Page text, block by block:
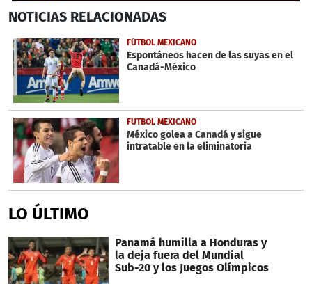
seconds
45
seconds
NOTICIAS RELACIONADAS
FÚTBOL MEXICANO
Espontáneos hacen de las suyas en el
Canadá-México
FÚTBOL MEXICANO
México golea a Canadá y sigue
intratable en la eliminatoria
LO ÚLTIMO
Panamá humilla a Honduras y
la deja fuera del Mundial
Sub-20 y los Juegos Olímpicos